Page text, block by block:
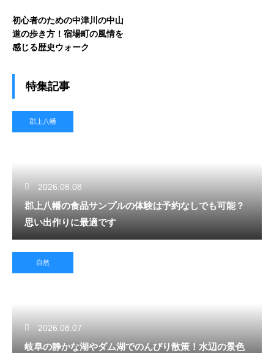
初心者のための中津川の中山
道の歩き方！宿場町の風情を
感じる歴史ウォーク
特集記事
郡上八幡
2026.08.08
郡上八幡の食品サンプルの体験は予約なしでも可能？
思い出作りに最適です
自然
2026.08.07
岐阜の静かな湖やダム湖でのんびり散策！水辺の景色